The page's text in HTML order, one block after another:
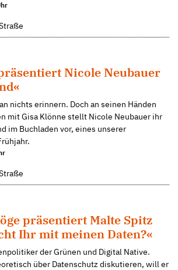
Nicole Neubauer
nichts erinnern. Doch an seinen Händen
mit Gisa Klönne stellt Nicole Neubauer ihr
im Buchladen vor, eines unserer
präsentiert Malte Spitz
Ihr mit meinen Daten?«
der Grünen und Digital Native.
über Datenschutz diskutieren, will er